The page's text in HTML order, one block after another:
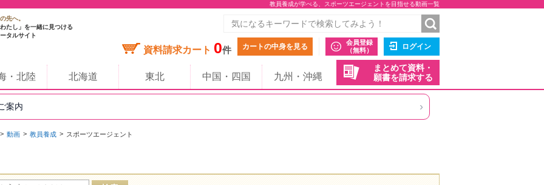
教員養成が学べる、スポーツエージェントを目指せる動画一覧
先へ。
たし」を一緒に見つける
タルサイト
資料請求カート 0件 カートの中身を見る
会員登録
（無料）
ログイン
まとめて資料・
願書を請求する
・北陸 北海道 東北 中国・四国 九州・沖縄
案内 ›
動画 教員養成 スポーツエージェント